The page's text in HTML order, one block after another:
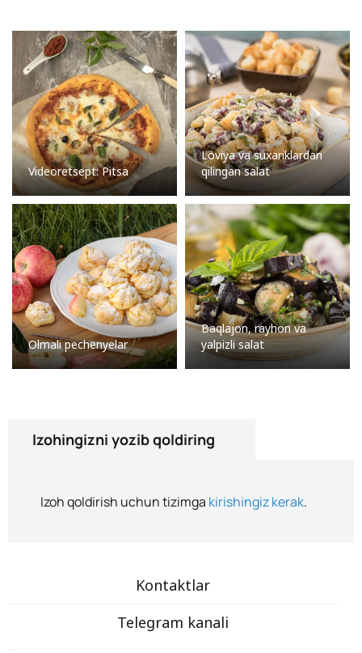
Videoretsept: Pitsa
Loviya va suxariklardan
qilingan salat
Olmali pechenyelar
Baqlajon, rayhon va
yalpizli salat
Izohingizni yozib qoldiring
Izoh qoldirish uchun tizimga kirishingiz kerak.
Kontaktlar
Telegram kanali